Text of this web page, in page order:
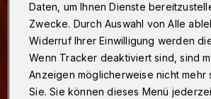
Daten, um Ihnen Dienste
Zwecke. Durch Auswahl von Alle
Widerruf Ihrer Einwilligung werden
Wenn Tracker deaktiviert sind, sind
Anzeigen möglicherweise nicht mehr
Sie. Sie können dieses Menü